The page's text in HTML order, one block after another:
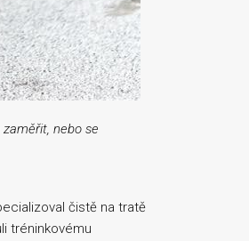
nebo se
čistě na tratě
tréninkovému